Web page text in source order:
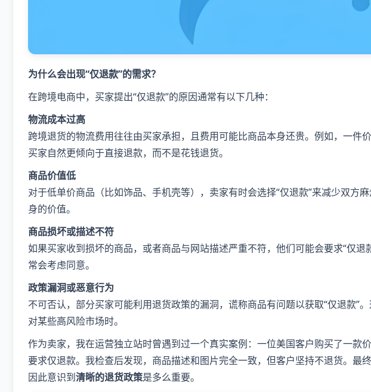
为什么会出现“仅退款”的需求？
在跨境电商中，买家提出“仅退款”的原因通常有以下几种：
物流成本过高
跨境退货的物流费用往往由买家承担，且费用可能比商品本身还贵。例如，一件
买家自然更倾向于直接退款，而不是花钱退货。
商品价值低
对于低单价商品（比如饰品、手机壳等），卖家有时会选择“仅退款”来减少双方
身的价值。
商品损坏或描述不符
如果买家收到损坏的商品，或者商品与网站描述严重不符，他们可能会要求“仅
常会考虑同意。
政策漏洞或恶意行为
不可否认，部分买家可能利用退货政策的漏洞，谎称商品有问题以获取“仅退款”
对某些高风险市场时。
作为卖家，我在运营独立站时曾遇到过一个真实案例：一位美国客户购买了一款
要求仅退款。我检查后发现，商品描述和图片完全一致，但客户坚持不退货。最
因此意识到清晰的退货政策是多么重要。